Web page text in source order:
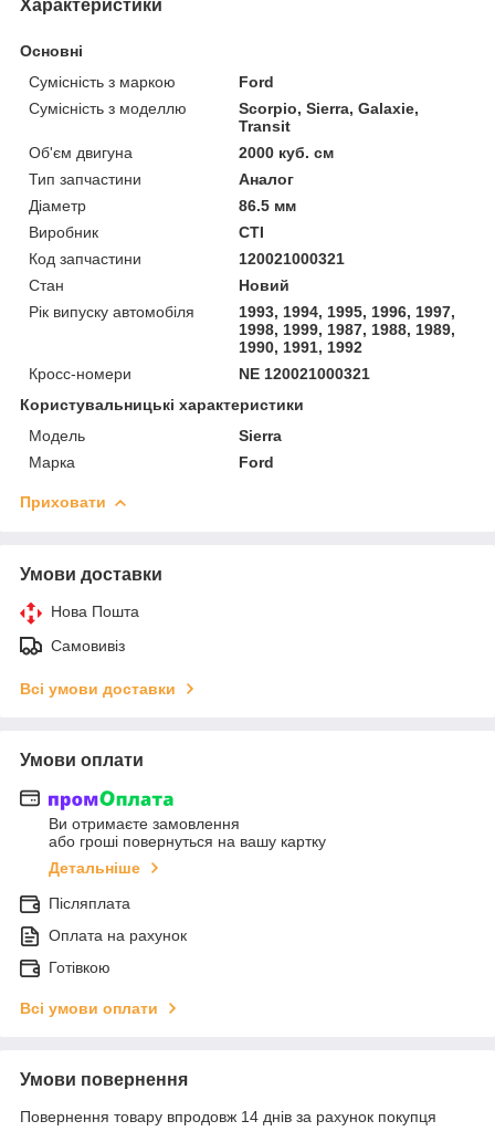
Характеристики
Основні
Сумісність з маркою
Ford
Сумісність з моделлю
Scorpio, Sierra, Galaxie,
Transit
Об'єм двигуна
2000 куб. см
Тип запчастини
Аналог
Діаметр
86.5 мм
Виробник
CTI
Код запчастини
120021000321
Стан
Новий
Рік випуску автомобіля
1993, 1994, 1995, 1996, 1997,
1998, 1999, 1987, 1988, 1989,
1990, 1991, 1992
Кросс-номери
NE 120021000321
Користувальницькі характеристики
Модель
Sierra
Марка
Ford
Приховати
Умови доставки
Нова Пошта
Самовивіз
Всі умови доставки
Умови оплати
Ви отримаєте замовлення
або гроші повернуться на вашу картку
Детальніше
Післяплата
Оплата на рахунок
Готівкою
Всі умови оплати
Умови повернення
Повернення товару впродовж 14 днів за рахунок покупця